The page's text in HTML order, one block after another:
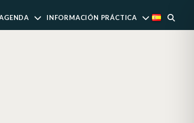
INFORMACIÓN PRÁCTICA